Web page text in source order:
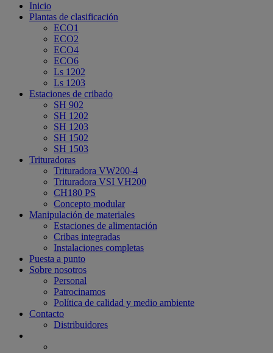
Inicio
Plantas de clasificación
ECO1
ECO2
ECO4
ECO6
Ls 1202
Ls 1203
Estaciones de cribado
SH 902
SH 1202
SH 1203
SH 1502
SH 1503
Trituradoras
Trituradora VW200-4
Trituradora VSI VH200
CH180 PS
Concepto modular
Manipulación de materiales
Estaciones de alimentación
Cribas integradas
Instalaciones completas
Puesta a punto
Sobre nosotros
Personal
Patrocinamos
Política de calidad y medio ambiente
Contacto
Distribuidores